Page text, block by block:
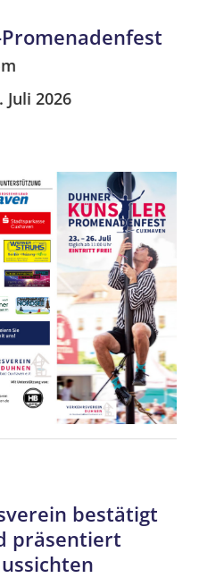
Juli 2026
bestätigt
präsentiert